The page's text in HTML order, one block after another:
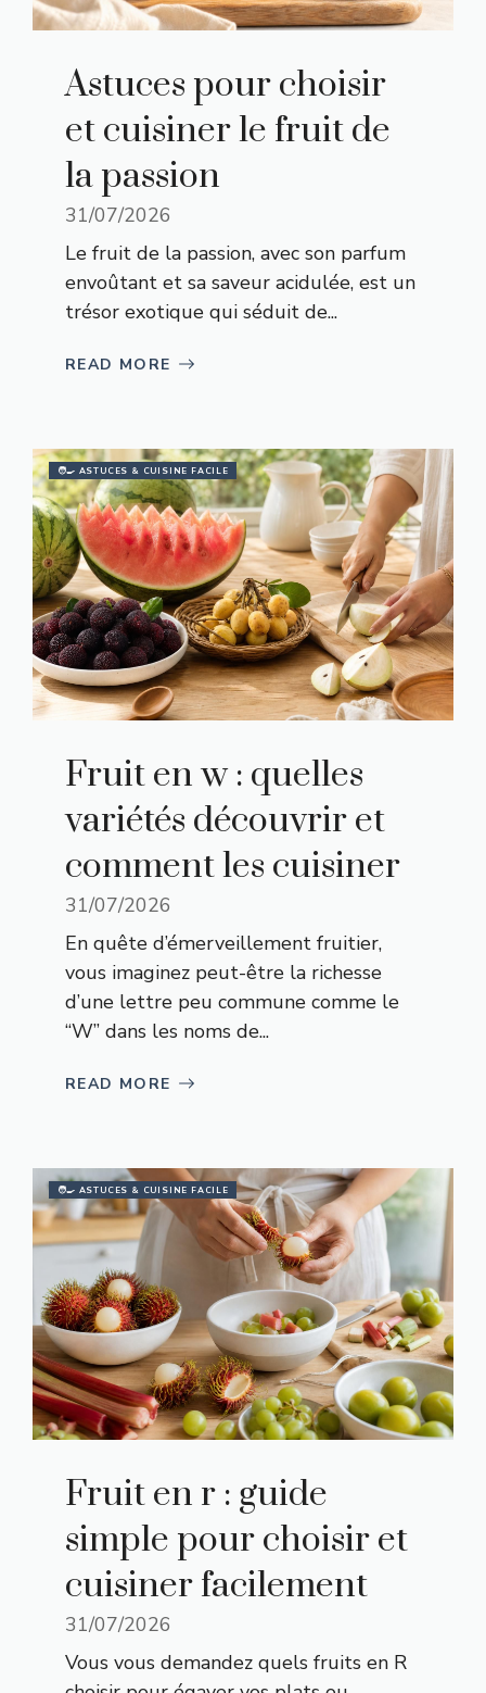
Astuces pour choisir
et cuisiner le fruit de
la passion
31/07/2026
Le fruit de la passion, avec son parfum
envoûtant et sa saveur acidulée, est un
trésor exotique qui séduit de...
READ MORE
🧑‍🍳 ASTUCES & CUISINE FACILE
Fruit en w : quelles
variétés découvrir et
comment les cuisiner
31/07/2026
En quête d’émerveillement fruitier,
vous imaginez peut-être la richesse
d’une lettre peu commune comme le
“W” dans les noms de...
READ MORE
🧑‍🍳 ASTUCES & CUISINE FACILE
Fruit en r : guide
simple pour choisir et
cuisiner facilement
31/07/2026
Vous vous demandez quels fruits en R